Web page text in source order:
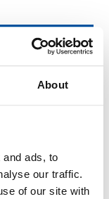
About
ads, to
our traffic.
of our site with
との和解お
業績予想数
値の修正に関す